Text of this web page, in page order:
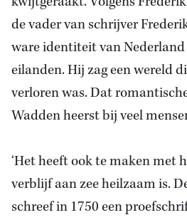
de vader van schrijver
ware identiteit van Nederland
eilanden. Hij zag een wereld
verloren was. Dat
Wadden heerst bij veel
‘Het heeft ook te maken met
verblijf aan zee heilzaam is.
schreef in 1750 een